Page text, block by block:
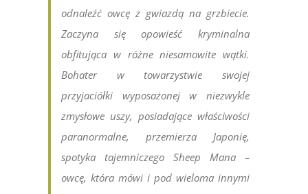
odnaleźć owcę z gwiazdą na grzbiecie.
Zaczyna się opowieść kryminalna
obfitująca w różne niesamowite wątki.
Bohater w towarzystwie swojej
przyjaciółki wyposażonej w niezwykle
zmysłowe uszy, posiadające właściwości
paranormalne, przemierza Japonię,
spotyka tajemniczego Sheep Mana –
owcę, która mówi i pod wieloma innymi